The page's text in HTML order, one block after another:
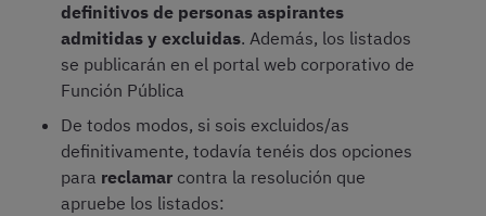
definitivos de personas aspirantes
admitidas y excluidas. Además, los listados
se publicarán en el portal web corporativo de
Función Pública
De todos modos, si sois excluidos/as
definitivamente, todavía tenéis dos opciones
para reclamar contra la resolución que
apruebe los listados: